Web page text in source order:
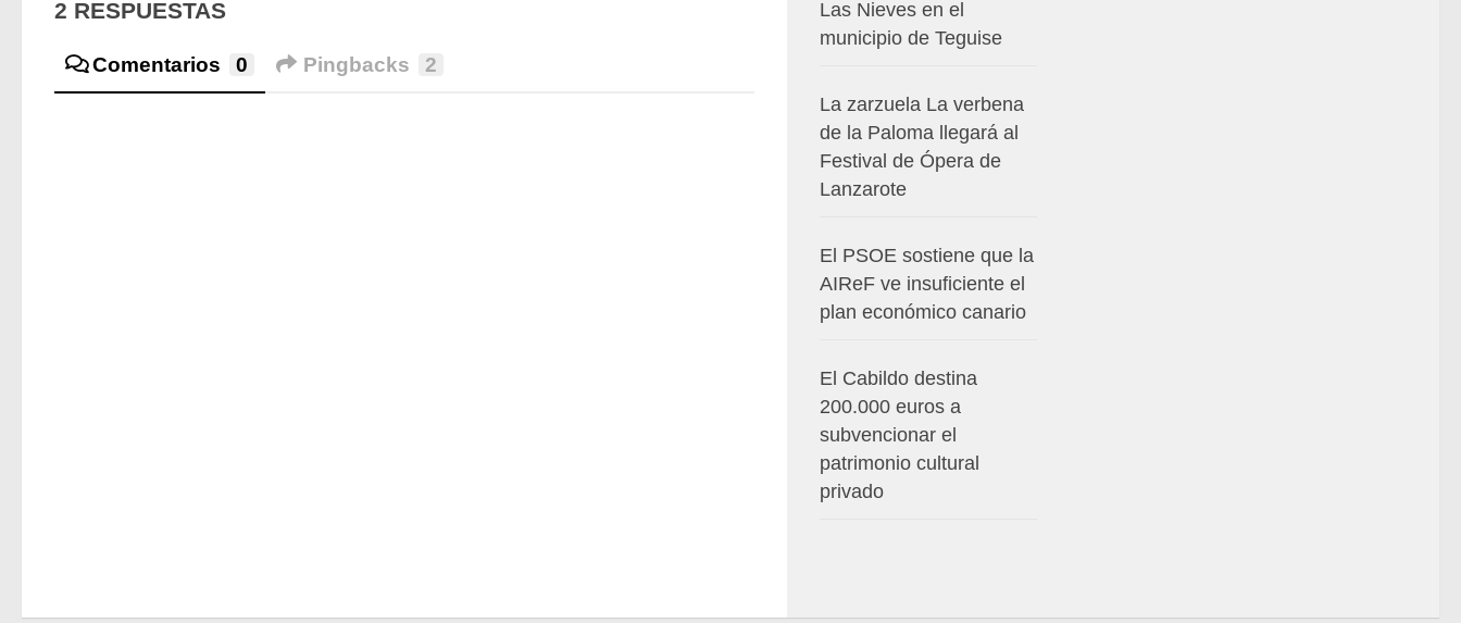
2 RESPUESTAS
Comentarios 0 Pingbacks 2
Las Nieves en el
municipio de Teguise
La zarzuela La verbena
de la Paloma llegará al
Festival de Ópera de
Lanzarote
El PSOE sostiene que la
AIReF ve insuficiente el
plan económico canario
El Cabildo destina
200.000 euros a
subvencionar el
patrimonio cultural
privado